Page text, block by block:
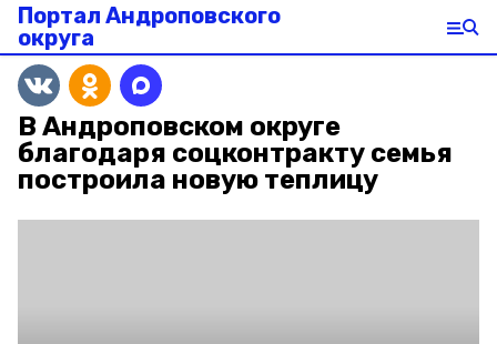
Портал Андроповского
округа
В Андроповском округе
благодаря соцконтракту семья
построила новую теплицу